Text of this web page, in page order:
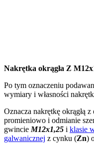
Nakrętka okrągła Z
Po tym oznaczeniu
wymiary i własności
Oznacza nakrętkę okrągłą
promieniowo i odmianie
gwincie M12x1,25 i klasie
galwanicznej z cynku (Zn)